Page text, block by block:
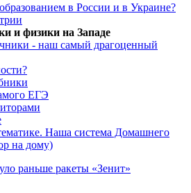
в России и в Украине?
и физики на Западе
- наш самый драгоценный
ЕГЭ
Наша система Домашнего
на дому)
раньше ракеты «Зенит»